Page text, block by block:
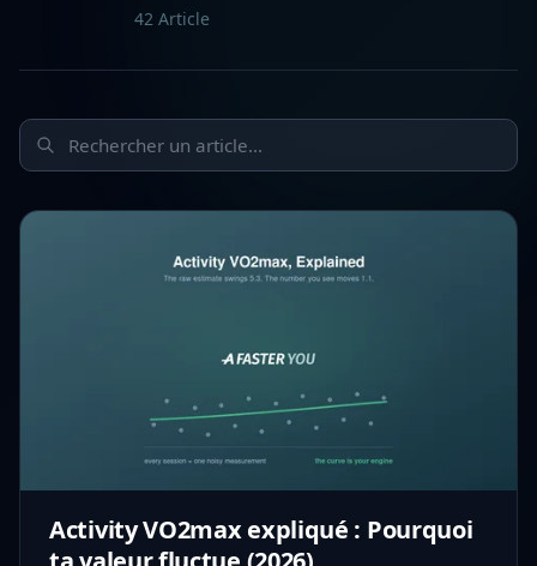
42 Article
Activity VO2max expliqué : Pourquoi